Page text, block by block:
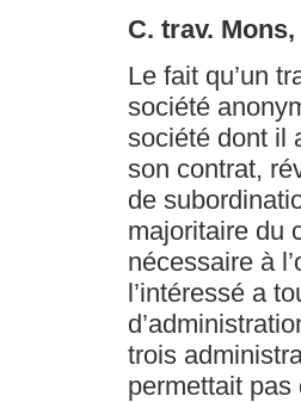
C. trav.
Le fait qu’un
société
société dont il
son contrat,
de
majoritaire du
nécessaire à
l’intéressé a
trois
permettait